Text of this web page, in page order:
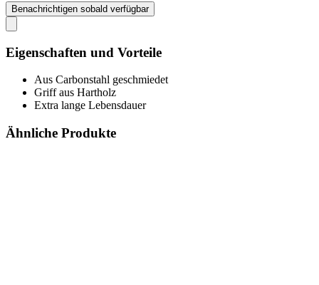
Benachrichtigen sobald verfügbar
Eigenschaften und Vorteile
Aus Carbonstahl geschmiedet
Griff aus Hartholz
Extra lange Lebensdauer
Ähnliche Produkte